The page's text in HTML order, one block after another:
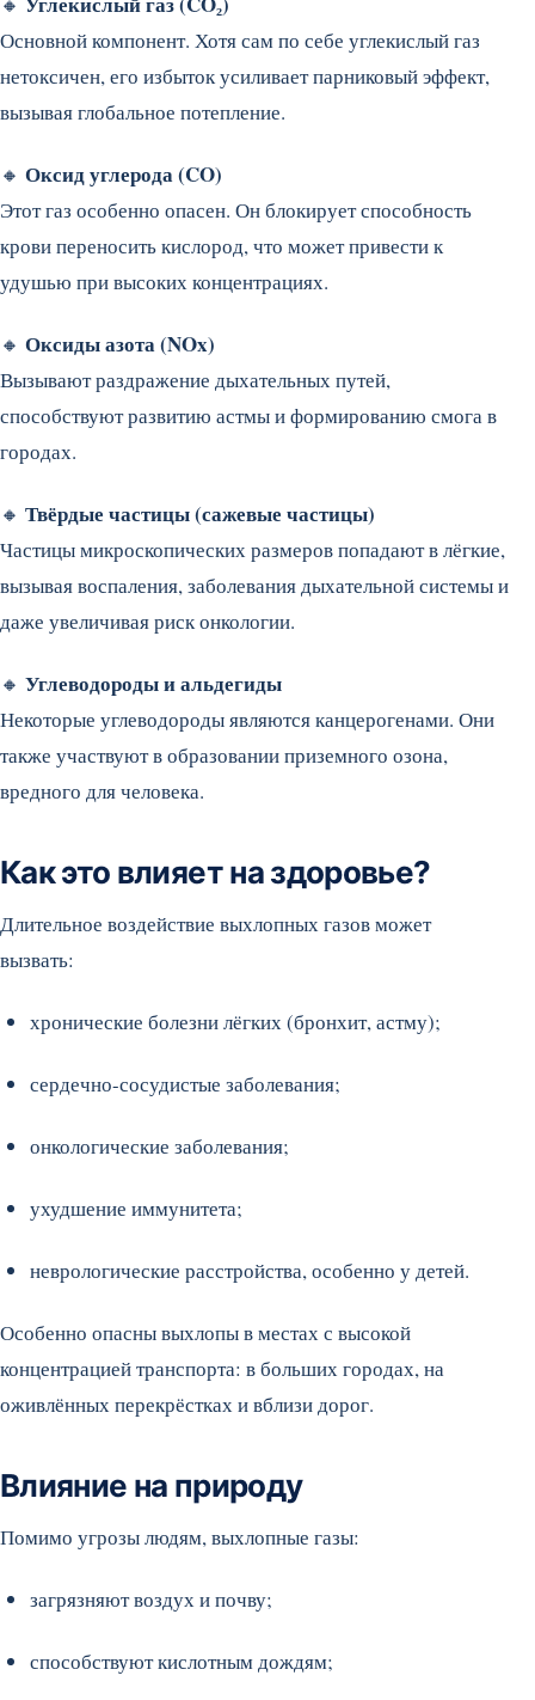
Основной компонент. Хотя сам по себе углекислый газ
нетоксичен, его избыток усиливает парниковый эффект,
вызывая глобальное потепление.
🔸 Оксид углерода (CO)
Этот газ особенно опасен. Он блокирует способность
крови переносить кислород, что может привести к
удушью при высоких концентрациях.
🔸 Оксиды азота (NOx)
Вызывают раздражение дыхательных путей,
способствуют развитию астмы и формированию смога в
городах.
🔸 Твёрдые частицы (сажевые частицы)
Частицы микроскопических размеров попадают в лёгкие,
вызывая воспаления, заболевания дыхательной системы и
даже увеличивая риск онкологии.
🔸 Углеводороды и альдегиды
Некоторые углеводороды являются канцерогенами. Они
также участвуют в образовании приземного озона,
вредного для человека.
Как это влияет на здоровье?
Длительное воздействие выхлопных газов может
вызвать:
хронические болезни лёгких (бронхит, астму);
сердечно-сосудистые заболевания;
онкологические заболевания;
ухудшение иммунитета;
неврологические расстройства, особенно у детей.
Особенно опасны выхлопы в местах с высокой
концентрацией транспорта: в больших городах, на
оживлённых перекрёстках и вблизи дорог.
Влияние на природу
Помимо угрозы людям, выхлопные газы:
загрязняют воздух и почву;
способствуют кислотным дождям;